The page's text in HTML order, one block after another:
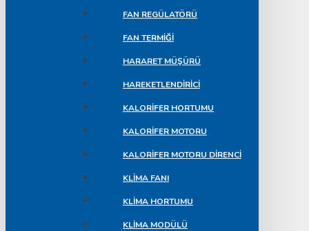
FAN REGÜLATÖRÜ
FAN TERMIĞI
HARARET MÜŞÜRÜ
HAREKETLENDIRICI
KALORIFER HORTUMU
KALORIFER MOTORU
KALORIFER MOTORU DIRENCI
KLIMA FANI
KLIMA HORTUMU
KLIMA MODÜLÜ